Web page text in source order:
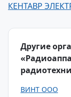
КЕНТАВР
Другие
ВИНТ ООО